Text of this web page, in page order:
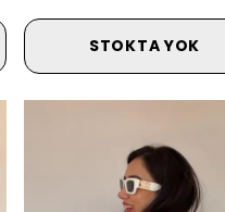
STOKTA YOK